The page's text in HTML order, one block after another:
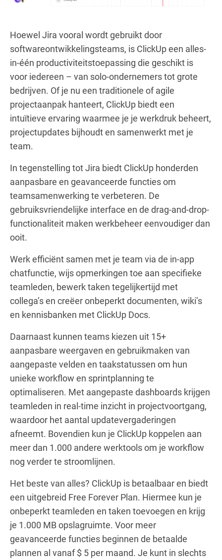
Hoewel Jira vooral wordt gebruikt door
softwareontwikkelingsteams, is ClickUp een alles-
in-één productiviteitstoepassing die geschikt is
voor iedereen – van solo-ondernemers tot grote
bedrijven. Of je nu een traditionele of agile
projectaanpak hanteert, ClickUp biedt een
intuïtieve ervaring waarmee je je werkdruk beheert,
projectupdates bijhoudt en samenwerkt met je
team.
In tegenstelling tot Jira biedt ClickUp honderden
aanpasbare en geavanceerde functies om
teamsamenwerking te verbeteren. De
gebruiksvriendelijke interface en de drag-and-drop-
functionaliteit maken werkbeheer eenvoudiger dan
ooit.
Werk efficiënt samen met je team via de in-app
chatfunctie, wijs opmerkingen toe aan specifieke
teamleden, bewerk taken tegelijkertijd met
collega’s en creëer onbeperkt documenten, wiki’s
en kennisbanken met ClickUp Docs.
Daarnaast kunnen teams kiezen uit 15+
aanpasbare weergaven en gebruikmaken van
aangepaste velden en taakstatussen om hun
unieke workflow en sprintplanning te
optimaliseren. Met aangepaste dashboards krijgen
teamleden in real-time inzicht in projectvoortgang,
waardoor het aantal updatevergaderingen
afneemt. Bovendien kun je ClickUp koppelen aan
meer dan 1.000 andere werktools om je workflow
nog verder te stroomlijnen.
Het beste van alles? ClickUp is betaalbaar en biedt
een uitgebreid Free Forever Plan. Hiermee kun je
onbeperkt teamleden en taken toevoegen en krijg
je 1.000 MB opslagruimte. Voor meer
geavanceerde functies beginnen de betaalde
plannen al vanaf $ 5 per maand. Je kunt in slechts